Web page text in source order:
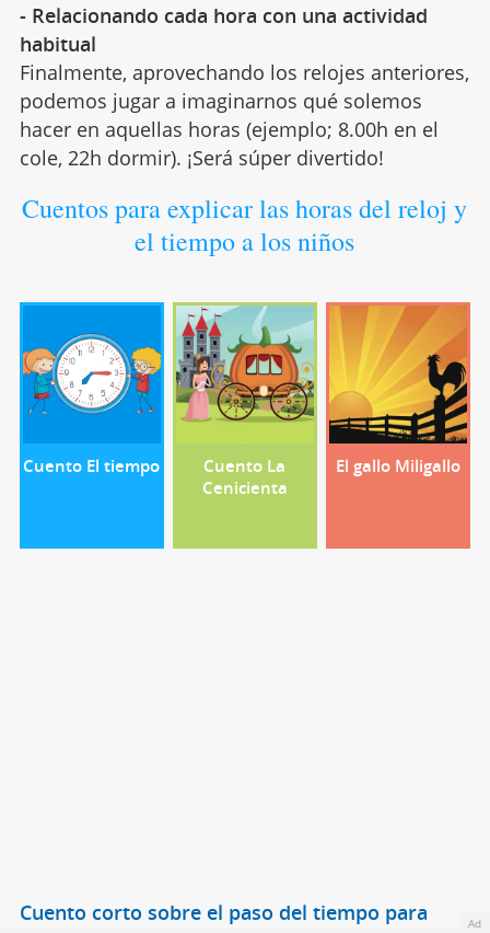
- Relacionando cada hora con una actividad
habitual
Finalmente, aprovechando los relojes anteriores,
podemos jugar a imaginarnos qué solemos
hacer en aquellas horas (ejemplo; 8.00h en el
cole, 22h dormir). ¡Será súper divertido!
Cuentos para explicar las horas del reloj y
el tiempo a los niños
Cuento El tiempo
Cuento La
Cenicienta
El gallo Miligallo
Cuento corto sobre el paso del tiempo para
Ad